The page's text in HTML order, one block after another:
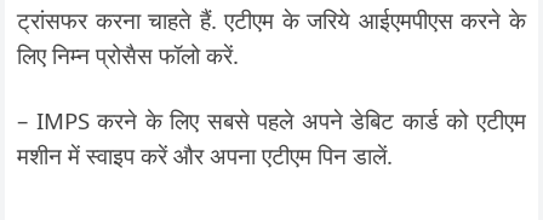
ट्रांसफर करना चाहते हैं. एटीएम के जरिये आईएमपीएस करने के
लिए निम्न प्रोसैस फॉलो करें.
– IMPS करने के लिए सबसे पहले अपने डेबिट कार्ड को एटीएम
मशीन में स्वाइप करें और अपना एटीएम पिन डालें.